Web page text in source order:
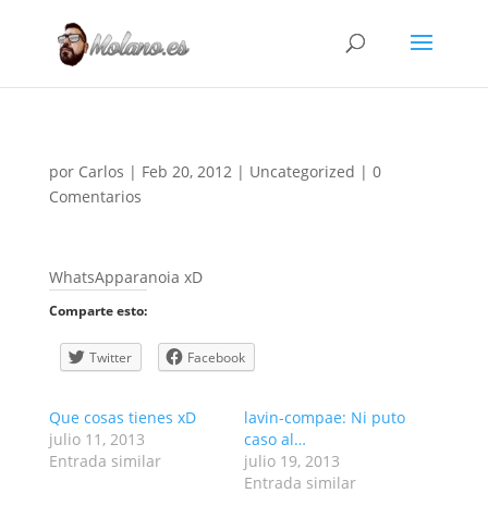
por Carlos | Feb 20, 2012| Uncategorized | 0
Comentarios
WhatsApparanoia xD
Comparte esto:
Twitter Facebook
Que cosas tienes xD
julio 11, 2013
Entrada similar
lavin-compae: Ni puto
caso al…
julio 19, 2013
Entrada similar